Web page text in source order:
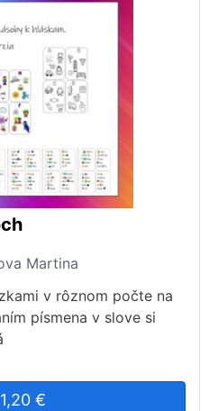
Martina
v rôznom počte na
písmena v slove si
1,20 €